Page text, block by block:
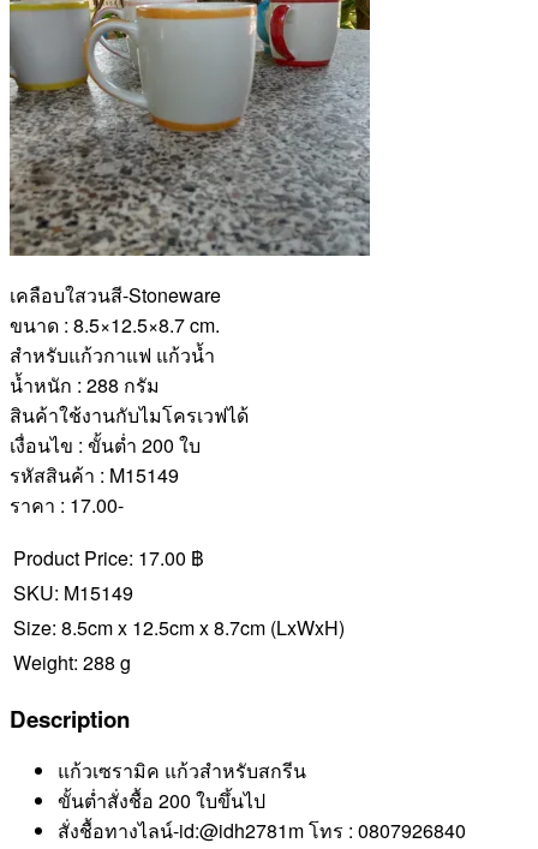
เคลือบใสวนสี-Stoneware
ขนาด : 8.5×12.5×8.7 cm.
สำหรับแก้วกาแฟ แก้วน้ำ
น้ำหนัก : 288 กรัม
สินค้าใช้งานกับไมโครเวฟได้
เงื่อนไข : ขั้นต่ำ 200 ใบ
รหัสสินค้า : M15149
ราคา : 17.00-
Product Price: 17.00 ฿
SKU: M15149
Size: 8.5cm x 12.5cm x 8.7cm (LxWxH)
Weight: 288 g
Description
แก้วเซรามิค แก้วสำหรับสกรีน
ขั้นต่ำสั่งชื้อ 200 ใบขึ้นไป
สั่งชื้อทางไลน์-id:@idh2781m โทร : 0807926840